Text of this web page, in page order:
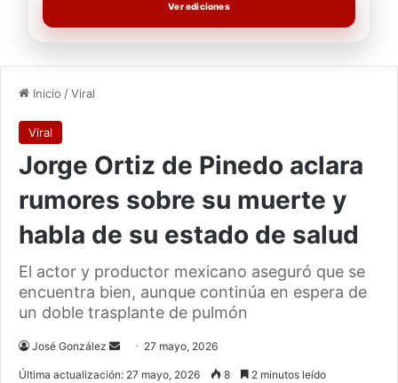
Ver ediciones
Inicio /Viral
Viral
Jorge Ortiz de Pinedo aclara
rumores sobre su muerte y
habla de su estado de salud
El actor y productor mexicano aseguró que se
encuentra bien, aunque continúa en espera de
un doble trasplante de pulmón
José González
Send 27 mayo, 2026
Última actualización: 27 mayo, 2026 8 2 minutos leído